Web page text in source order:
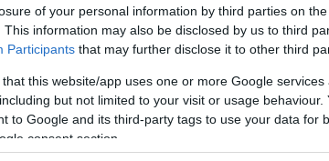
of your personal information by third parties on the
This information may also be disclosed by us to third
Participants that may further disclose it to other third
that this website/app uses one or more Google
but not limited to your visit or usage behaviour.
to Google and its third-party tags to use your data for
consent section.